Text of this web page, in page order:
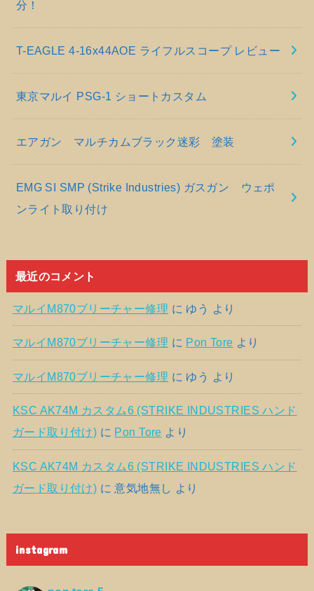
分！
T-EAGLE 4-16x44AOE ライフルスコープ レビュー
東京マルイ PSG-1 ショートカスタム
エアガン マルチカムブラック迷彩 塗装
EMG SI SMP (Strike Industries) ガスガン ウェポ
ンライト取り付け
最近のコメント
マルイM870ブリーチャー修理 に ゆう より
マルイM870ブリーチャー修理 に Pon Tore より
マルイM870ブリーチャー修理 に ゆう より
KSC AK74M カスタム6 (STRIKE INDUSTRIES ハンド
ガード取り付け) に Pon Tore より
KSC AK74M カスタム6 (STRIKE INDUSTRIES ハンド
ガード取り付け) に意気地無し より
instagram